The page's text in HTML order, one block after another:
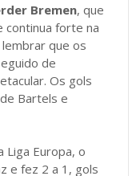
Bremen, que
continua forte na
que os
de
Os gols
Bartels e
Liga Europa, o
e fez 2 a 1, gols